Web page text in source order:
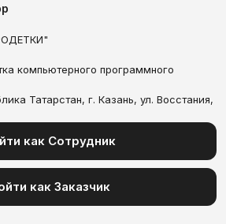
компьютерного программного
Татарстан, г. Казань, ул. Восстания,
как Сотрудник
как Заказчик